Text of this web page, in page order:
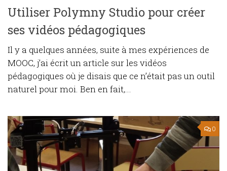
Utiliser Polymny Studio pour créer
ses vidéos pédagogiques
Il y a quelques années, suite à mes expériences de
MOOC, j’ai écrit un article sur les vidéos
pédagogiques où je disais que ce n’était pas un outil
naturel pour moi. Ben en fait,...
0